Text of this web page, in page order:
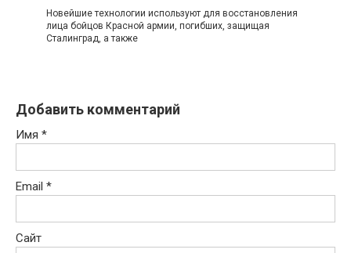
Новейшие технологии используют для восстановления
лица бойцов Красной армии, погибших, защищая
Сталинград, а также
Добавить комментарий
Имя *
Email *
Сайт